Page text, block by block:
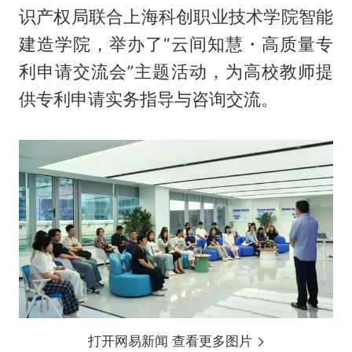
识产权局联合上海科创职业技术学院智能
建造学院，举办了“云间知慧・高质量专
利申请交流会”主题活动，为高校教师提
供专利申请实务指导与咨询交流。
打开网易新闻 查看更多图片